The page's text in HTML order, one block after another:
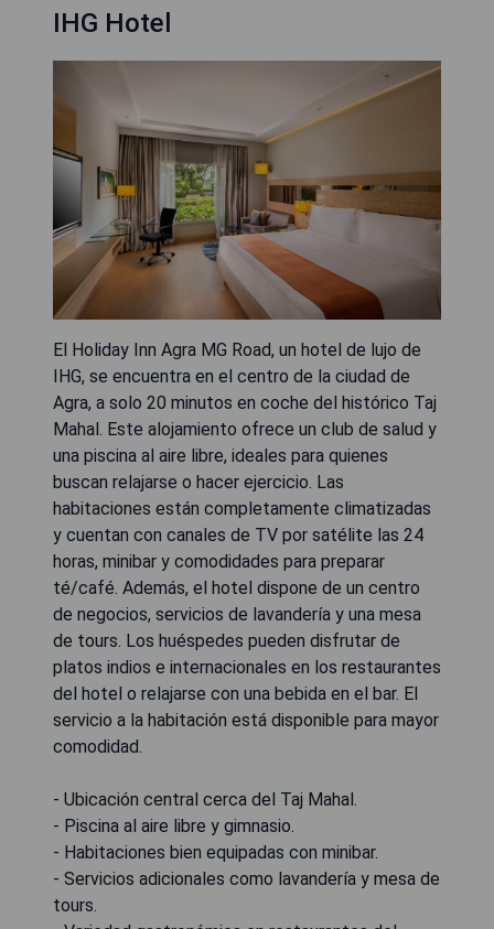
IHG Hotel
El Holiday Inn Agra MG Road, un hotel de lujo de
IHG, se encuentra en el centro de la ciudad de
Agra, a solo 20 minutos en coche del histórico Taj
Mahal. Este alojamiento ofrece un club de salud y
una piscina al aire libre, ideales para quienes
buscan relajarse o hacer ejercicio. Las
habitaciones están completamente climatizadas
y cuentan con canales de TV por satélite las 24
horas, minibar y comodidades para preparar
té/café. Además, el hotel dispone de un centro
de negocios, servicios de lavandería y una mesa
de tours. Los huéspedes pueden disfrutar de
platos indios e internacionales en los restaurantes
del hotel o relajarse con una bebida en el bar. El
servicio a la habitación está disponible para mayor
comodidad.
- Ubicación central cerca del Taj Mahal.
- Piscina al aire libre y gimnasio.
- Habitaciones bien equipadas con minibar.
- Servicios adicionales como lavandería y mesa de
tours.